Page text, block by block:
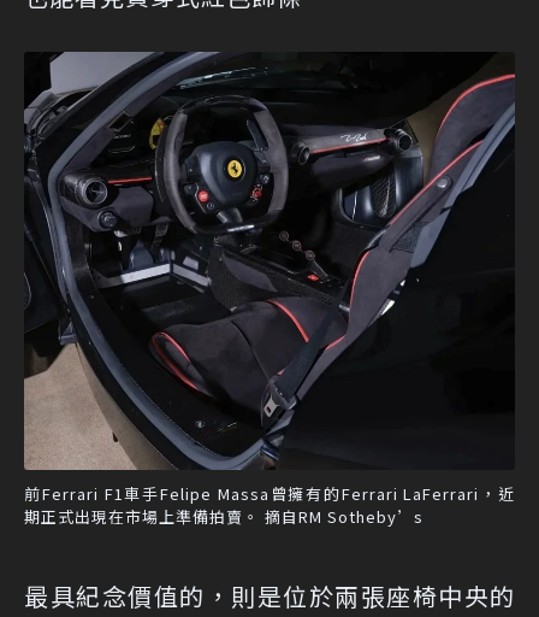
前Ferrari F1車手Felipe Massa曾擁有的Ferrari LaFerrari，近
期正式出現在市場上準備拍賣。 摘自RM Sotheby’s
最具紀念價值的，則是位於兩張座椅中央的